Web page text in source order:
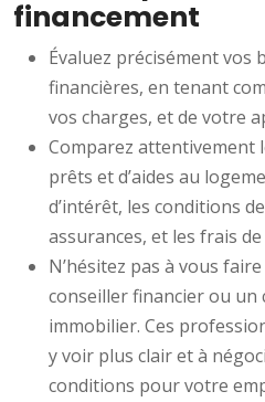
financement
Évaluez précisément vos
financières, en tenant
vos charges, et de votre
Comparez attentivement
prêts et d’aides au
d’intérêt, les conditions
assurances, et les frais
N’hésitez pas à vous
conseiller financier ou
immobilier. Ces
y voir plus clair et à
conditions pour votre